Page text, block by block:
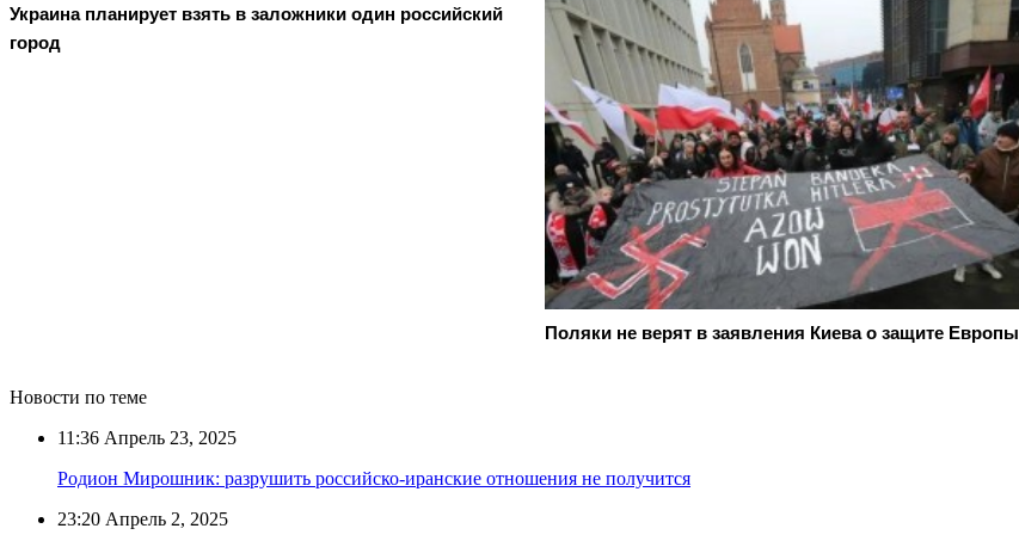
Украина планирует взять в заложники один российский
город
Поляки не верят в заявления Киева о защите Европы
Новости по теме
11:36 Апрель 23, 2025
Родион Мирошник: разрушить российско-иранские отношения не получится
23:20 Апрель 2, 2025